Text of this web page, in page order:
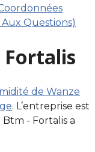
Aux Questions)
Fortalis
de Wanze
. L’entreprise est
Btm - Fortalis a